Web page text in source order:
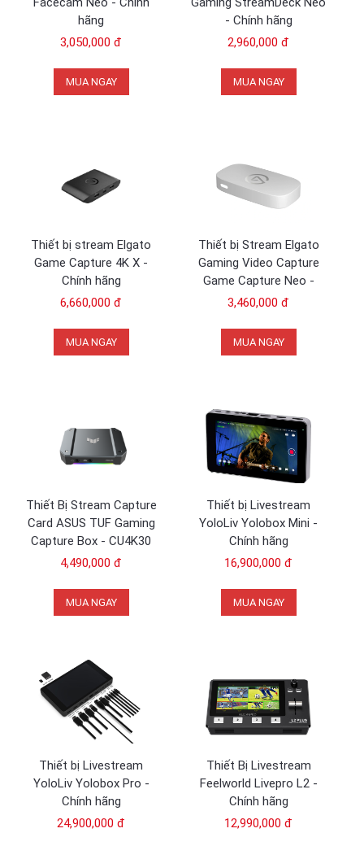
hãng
3,050,000 đ
MUA NGAY
- Chính hãng
2,960,000 đ
MUA NGAY
Thiết bị stream Elgato
Game Capture 4K X -
Chính hãng
6,660,000 đ
MUA NGAY
Thiết bị Stream Elgato
Gaming Video Capture
Game Capture Neo -
Chính hãng
3,460,000 đ
MUA NGAY
Thiết Bị Stream Capture
Card ASUS TUF Gaming
Capture Box - CU4K30
4,490,000 đ
MUA NGAY
Thiết bị Livestream
YoloLiv Yolobox Mini -
Chính hãng
16,900,000 đ
MUA NGAY
Thiết bị Livestream
YoloLiv Yolobox Pro -
Chính hãng
24,900,000 đ
Thiết Bị Livestream
Feelworld Livepro L2 -
Chính hãng
12,990,000 đ